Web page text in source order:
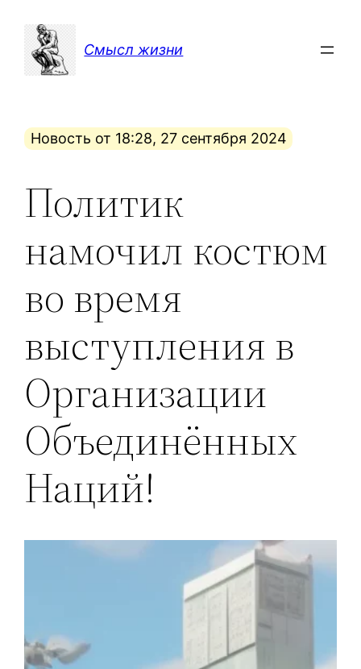
содержимому
Смысл жизни
Новость от 18:28, 27 сентября 2024
Политик
намочил костюм
во время
выступления в
Организации
Объединённых
Наций!